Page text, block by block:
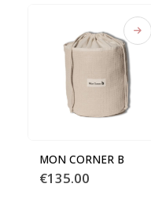
MON CORNER B
€135.00